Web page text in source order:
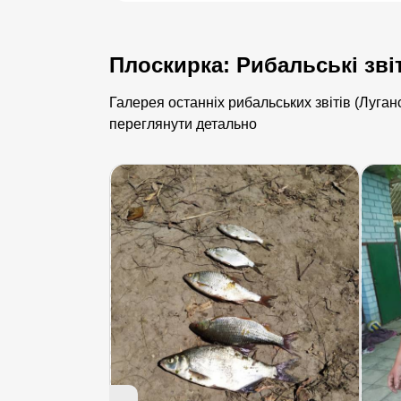
Плоскирка: Рибальські
Галерея останніх рибальських звітів
переглянути детально